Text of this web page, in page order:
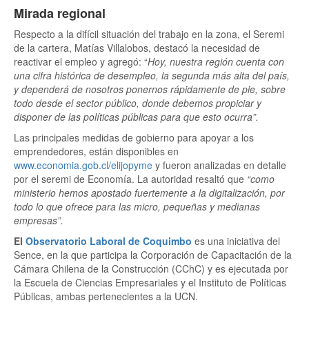
Mirada regional
Respecto a la difícil situación del trabajo en la zona, el Seremi
de la cartera, Matías Villalobos, destacó la necesidad de
reactivar el empleo y agregó: “Hoy, nuestra región cuenta con
una cifra histórica de desempleo, la segunda más alta del país,
y dependerá de nosotros ponernos rápidamente de pie, sobre
todo desde el sector público, donde debemos propiciar y
disponer de las políticas públicas para que esto ocurra”.
Las principales medidas de gobierno para apoyar a los
emprendedores, están disponibles en
www.economia.gob.cl/elijopyme y fueron analizadas en detalle
por el seremi de Economía. La autoridad resaltó que “como
ministerio hemos apostado fuertemente a la digitalización, por
todo lo que ofrece para las micro, pequeñas y medianas
empresas”.
El Observatorio Laboral de Coquimbo es una iniciativa del
Sence, en la que participa la Corporación de Capacitación de la
Cámara Chilena de la Construcción (CChC) y es ejecutada por
la Escuela de Ciencias Empresariales y el Instituto de Políticas
Públicas, ambas pertenecientes a la UCN.